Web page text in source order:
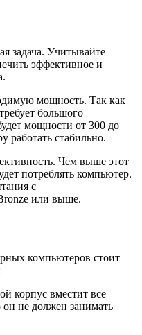
задача. Учитывайте
эффективное и
мощность. Так как
большого
мощности от 300 до
работать стабильно.
Чем выше этот
потреблять компьютер.
с
или выше.
компьютеров стоит
корпус вместит все
не должен занимать